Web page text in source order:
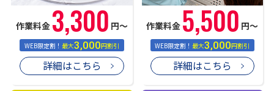
作業料金 3,300 円〜
WEB限定割！最大3,000円割引
詳細はこちら
作業料金 5,500 円〜
WEB限定割！最大3,000円割引
詳細はこちら